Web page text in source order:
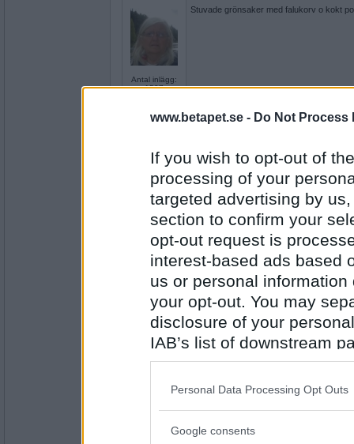
www.betapet.se - Do Not Process
If you wish to opt-out of
processing of your
targeted advertising by
section to confirm your
opt-out request is
interest-based ads based
us or personal
your opt-out. You may
disclosure of your
IAB’s list of downstream
also be disclosed by us
Downstream Participants
Please note that this
Personal Data Processing Opt Outs
Google consents
Antal inlägg:
1597
Stuvade grönsaker med falukorv o kokt
magnusito
Antal inlägg:
master137
Antal inlägg: 131
Hemgjord pyttipanna stekt ägg o rödbetor